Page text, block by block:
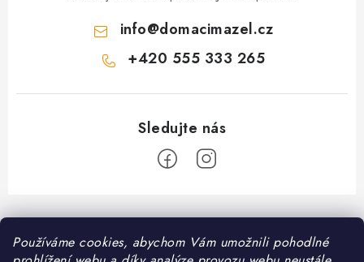
Používáme cookies, abychom Vám umožnili pohodlné
info@domacimazel.cz
+420 555 333 265
Z
á
Informace pro vás